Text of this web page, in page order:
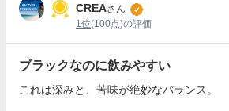
CREAさん
1位(100点)の評価
ブラックなのに飲みやすい
これは深みと、苦味が絶妙なバランス。